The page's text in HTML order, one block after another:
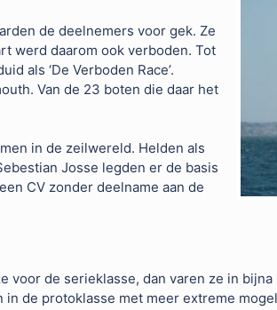
de deelnemers voor gek. Ze
werd daarom ook verboden. Tot
als ‘De Verboden Race’.
Van de 23 boten die daar het
in de zeilwereld. Helden als
Josse legden er de basis
CV zonder deelname aan de
de serieklasse, dan varen ze in
de protoklasse met meer extreme